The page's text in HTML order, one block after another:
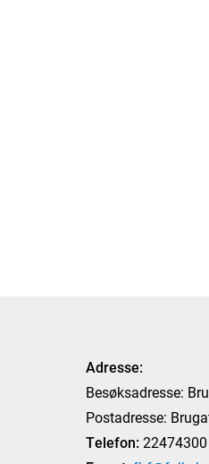
Adresse:
Besøksadresse:
Postadresse:
Telefon: 22474300